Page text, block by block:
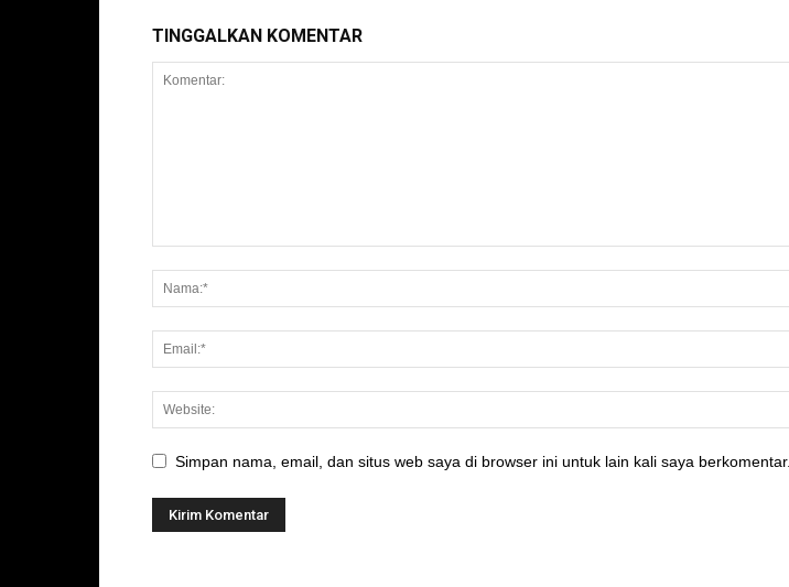
TINGGALKAN KOMENTAR
Simpan nama, email, dan situs web saya di browser ini untuk lain kali saya berkomentar.